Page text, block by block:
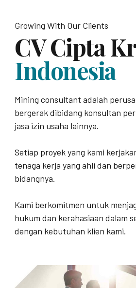
Growing With Our Clients
CV Cipta
Indonesia
Mining consultant adalah
bergerak dibidang konsultan
jasa izin usaha lainnya.
Setiap proyek yang kami
tenaga kerja yang ahli dan
bidangnya.
Kami berkomitmen untuk
hukum dan kerahasiaan dalam
dengan kebutuhan klien kami.